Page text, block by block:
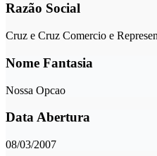
Razão Social
Cruz e Cruz Comercio e
Nome Fantasia
Nossa Opcao
Data Abertura
08/03/2007